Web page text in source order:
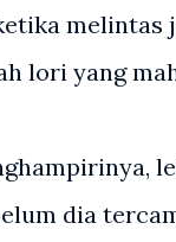
lori yang
dia